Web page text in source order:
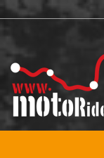
Παράκαμψη
προς
το
περιεχόμενο